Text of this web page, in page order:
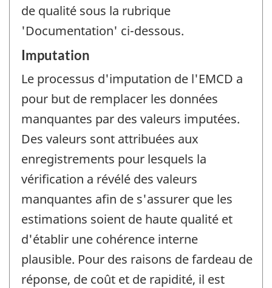
de qualité sous la rubrique
'Documentation' ci-dessous.
Imputation
Le processus d'imputation de l'EMCD a
pour but de remplacer les données
manquantes par des valeurs imputées.
Des valeurs sont attribuées aux
enregistrements pour lesquels la
vérification a révélé des valeurs
manquantes afin de s'assurer que les
estimations soient de haute qualité et
d'établir une cohérence interne
plausible. Pour des raisons de fardeau de
réponse, de coût et de rapidité, il est